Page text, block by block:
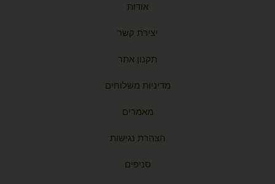
אודות
יצירת קשר
תקנון אתר
מדיניות משלוחים
מאמרים
הצהרת נגישות
סניפים